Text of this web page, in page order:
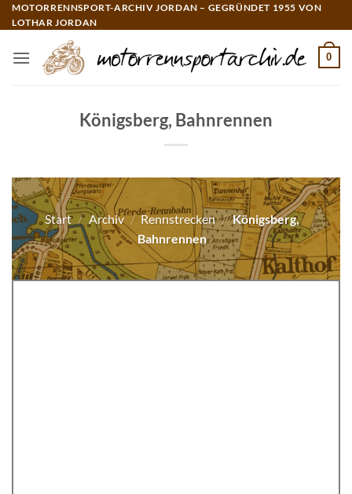
Zum
Inhalt
MOTORRENNSPORT-ARCHIV JORDAN – GEGRÜNDET 1955 VON
LOTHAR JORDAN
0
Königsberg, Bahnrennen
Start / Archiv / Rennstrecken / Königsberg,
Bahnrennen